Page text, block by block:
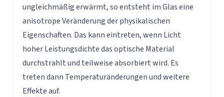
ungleichmäßig erwärmt, so entsteht im Glas eine
anisotrope Veränderung der physikalischen
Eigenschaften. Das kann eintreten, wenn Licht
hoher Leistungsdichte das optische Material
durchstrahlt und teilweise absorbiert wird. Es
treten dann Temperaturänderungen und weitere
Effekte auf.